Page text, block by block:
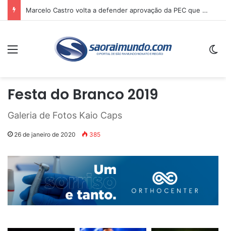
Marcelo Castro anuncia asfaltamento em Avelino Lopes-PI e reforça recursos destinados a municípios do Sul do estado
Menu
Festa do Branco 2019
Galeria de Fotos Kaio Caps
26 de janeiro de 2020 385